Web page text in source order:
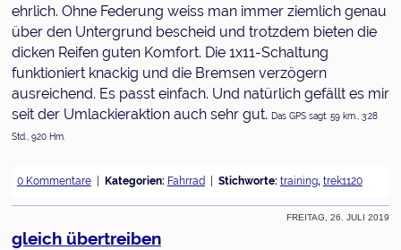
ehrlich. Ohne Federung weiss man immer ziemlich genau
über den Untergrund bescheid und trotzdem bieten die
dicken Reifen guten Komfort. Die 1x11-Schaltung
funktioniert knackig und die Bremsen verzögern
ausreichend. Es passt einfach. Und natürlich gefällt es mir
seit der Umlackieraktion auch sehr gut. Das GPS sagt: 59 km., 3:28
Std., 920 Hm.
0 Kommentare Kategorien: Fahrrad Stichworte: training, trek1120
Freitag, 26. Juli 2019
gleich übertreiben